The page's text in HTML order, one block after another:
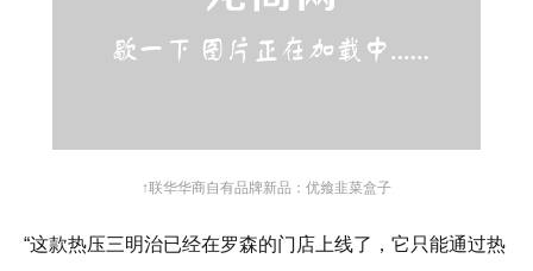
↑联华华商自有品牌新品：优飨韭菜盒子
“这款热压三明治已经在罗森的门店上线了，它只能通过热